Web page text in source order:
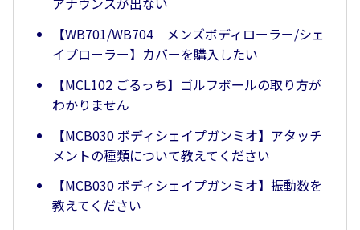
【WB701/WB704 メンズボディローラー/シェ
イプローラー】カバーを購入したい
【MCL102 ごるっち】ゴルフボールの取り方が
わかりません
【MCB030 ボディシェイプガンミオ】アタッチ
メントの種類について教えてください
【MCB030 ボディシェイプガンミオ】振動数を
教えてください